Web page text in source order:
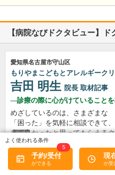
【病院なびドクタビュー】
愛知県名古屋市守山区
もりやまこどもとアレルギーク
吉田 明生 院長 取材記事
診療の際に心がけていることを
めざしているのは、さまざまな
「困った」を気軽に相談できて、
来て良かったと思ってもらえるク
リニックです。 発熱などの急性
症状やアレルギー症状など、お子
さんの病気の診療にしっかり向き
予約/受付
5
現